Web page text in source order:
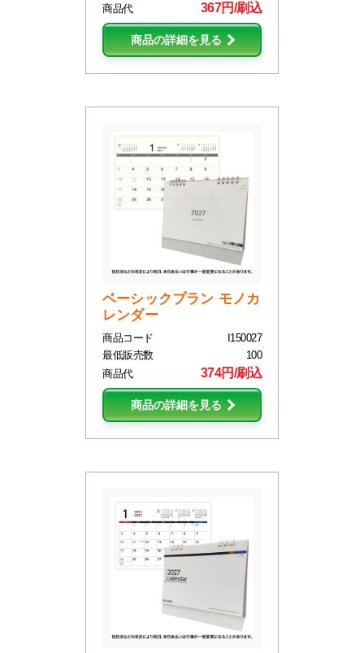
商品代
367円/刷込
商品の詳細を見る
ベーシックプラン モノカ
レンダー
商品コード
I150027
最低販売数
100
商品代
374円/刷込
商品の詳細を見る